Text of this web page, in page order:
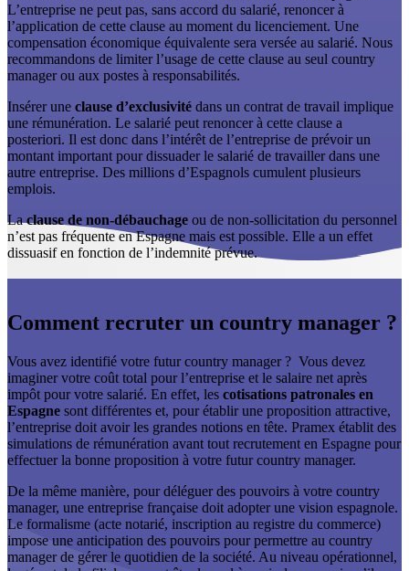
L’entreprise ne peut pas, sans accord du salarié, renoncer à
l’application de cette clause au moment du licenciement. Une
compensation économique équivalente sera versée au salarié. Nous
recommandons de limiter l’usage de cette clause au seul country
manager ou aux postes à responsabilités.
Insérer une clause d’exclusivité dans un contrat de travail implique
une rémunération. Le salarié peut renoncer à cette clause a
posteriori. Il est donc dans l’intérêt de l’entreprise de prévoir un
montant important pour dissuader le salarié de travailler dans une
autre entreprise. Des millions d’Espagnols cumulent plusieurs
emplois.
Laclause de non-débauchage ou de non-sollicitation du personnel
n’est pas fréquente en Espagne mais est possible. Elle a un effet
dissuasif en fonction de l’indemnité prévue.
Comment recruter un country manager ?
Vous avez identifié votre futur country manager ? Vous devez
imaginer votre coût total pour l’entreprise et le salaire net après
impôt pour votre salarié. En effet, les cotisations patronales en
Espagne sont différentes et, pour établir une proposition attractive,
l’entreprise doit avoir les grandes notions en tête. Pramex établit des
simulations de rémunération avant tout recrutement en Espagne pour
effectuer la bonne proposition à votre futur country manager.
De la même manière, pour déléguer des pouvoirs à votre country
manager, une entreprise française doit adopter une vision espagnole.
Le formalisme (acte notarié, inscription au registre du commerce)
impose une anticipation des pouvoirs pour permettre au country
manager de gérer le quotidien de la société. Au niveau opérationnel,